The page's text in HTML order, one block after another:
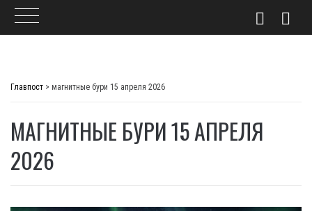
Главпост > магнитные бури 15 апреля 2026
МАГНИТНЫЕ БУРИ 15 АПРЕЛЯ
2026